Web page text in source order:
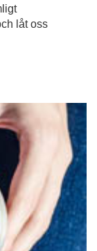
låt oss